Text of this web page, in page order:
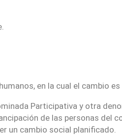
en la cual el cambio es
Participativa y otra
de las personas del
un cambio social planificado.